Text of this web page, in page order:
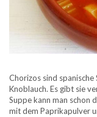
Chorizos sind
Knoblauch. Es gibt sie
Suppe kann man schon
mit dem Paprikapulver